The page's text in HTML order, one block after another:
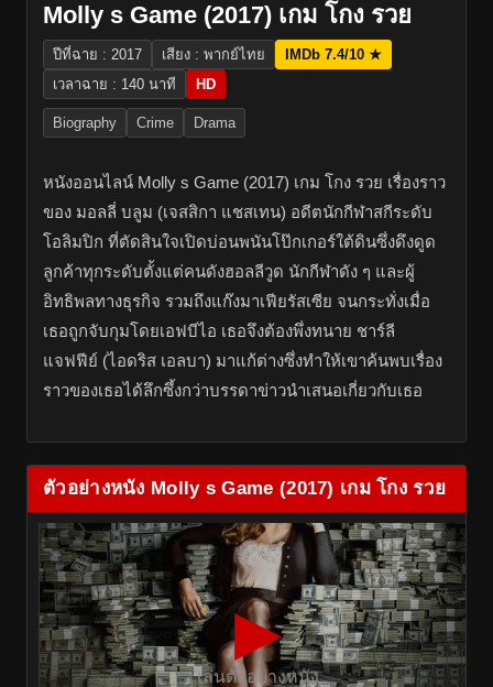
Molly s Game (2017) เกม โกง รวย
ปีที่ฉาย : 2017 เสียง : พากย์ไทย
IMDb 7.4/10 ★
เวลาฉาย : 140 นาที
HD
Biography Crime Drama
หนังออนไลน์ Molly s Game (2017) เกม โกง รวย เรื่องราว
ของ มอลลี่ บลูม (เจสสิกา แชสเทน) อดีตนักกีฬาสกีระดับ
โอลิมปิก ที่ตัดสินใจเปิดบ่อนพนันโป๊กเกอร์ใต้ดินซึ่งดึงดูด
ลูกค้าทุกระดับตั้งแต่คนดังฮอลลีวูด นักกีฬาดัง ๆ และผู้
อิทธิพลทางธุรกิจ รวมถึงแก๊งมาเฟียรัสเซีย จนกระทั่งเมื่อ
เธอถูกจับกุมโดยเอฟบีไอ เธอจึงต้องพึ่งทนาย ชาร์ลี
แจฟฟีย์ (ไอดริส เอลบา) มาแก้ต่างซึ่งทำให้เขาค้นพบเรื่อง
ราวของเธอได้ลึกซึ้งกว่าบรรดาข่าวนำเสนอเกี่ยวกับเธอ
ตัวอย่างหนัง Molly s Game (2017) เกม โกง รวย
▶
เล่นตัวอย่างหนัง